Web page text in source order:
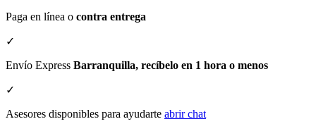
Paga en línea o contra entrega
✓
Envío Express Barranquilla, recíbelo en 1 hora o menos
✓
Asesores disponibles para ayudarte abrir chat